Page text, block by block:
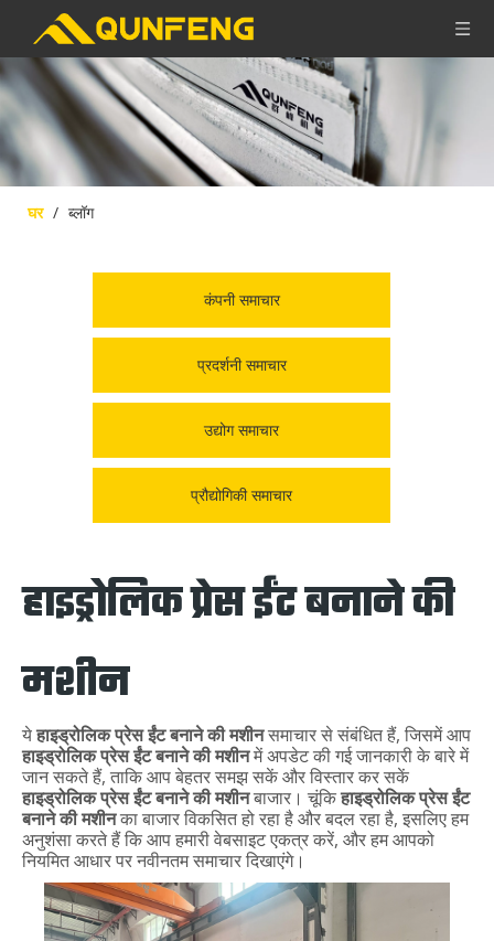
घर / ब्लॉग
कंपनी समाचार
प्रदर्शनी समाचार
उद्योग समाचार
प्रौद्योगिकी समाचार
हाइड्रोलिक प्रेस ईंट बनाने की
मशीन
येहाइड्रोलिक प्रेस ईंट बनाने की मशीनसमाचार से संबंधित हैं, जिसमें आप
हाइड्रोलिक प्रेस ईंट बनाने की मशीनमें अपडेट की गई जानकारी के बारे में
जान सकते हैं, ताकि आप बेहतर समझ सकें और विस्तार कर सकें
हाइड्रोलिक प्रेस ईंट बनाने की मशीनबाजार। चूंकिहाइड्रोलिक प्रेस ईंट
बनाने की मशीनका बाजार विकसित हो रहा है और बदल रहा है, इसलिए हम
अनुशंसा करते हैं कि आप हमारी वेबसाइट एकत्र करें, और हम आपको
नियमित आधार पर नवीनतम समाचार दिखाएंगे।